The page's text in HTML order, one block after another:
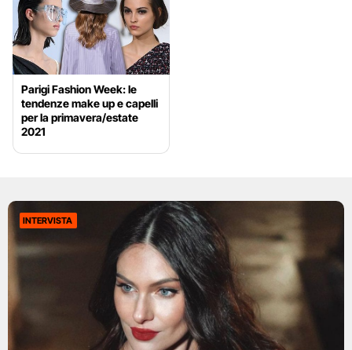
Parigi Fashion Week: le
tendenze make up e capelli
per la primavera/estate
2021
INTERVISTA